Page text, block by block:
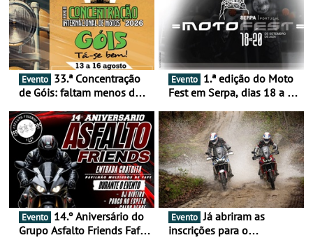
Evento
de Góis: faltam menos de
16 de agosto
Evento
Fest em Serpa, dias 18 a 20
duas rodas invade o Baixo
Alentejo
Evento
Grupo Asfalto Friends Fafe,
Evento Já abriram as
inscrições para o